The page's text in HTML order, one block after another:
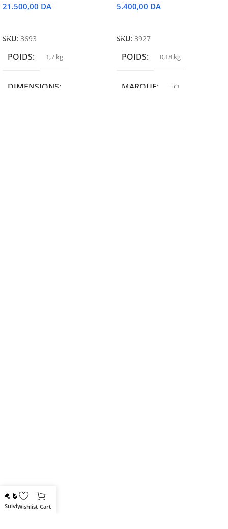
21.500,00 DA
SKU: 3693
POIDS 1,7 kg
DIMENSIONS
5.400,00 DA
SKU: 3927
POIDS 0,18 kg
MARQUE TCL
Wishlist Cart